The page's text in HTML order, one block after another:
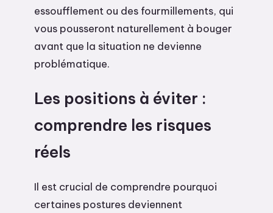
essoufflement ou des fourmillements, qui
vous pousseront naturellement à bouger
avant que la situation ne devienne
problématique.
Les positions à éviter :
comprendre les risques
réels
Il est crucial de comprendre pourquoi
certaines postures deviennent